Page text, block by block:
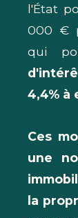
l'État
000 €
qui
4,4% à
Ces
une
la